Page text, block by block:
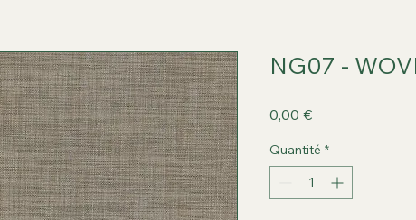
NG07 -
0,00 €Prix
Quantité *